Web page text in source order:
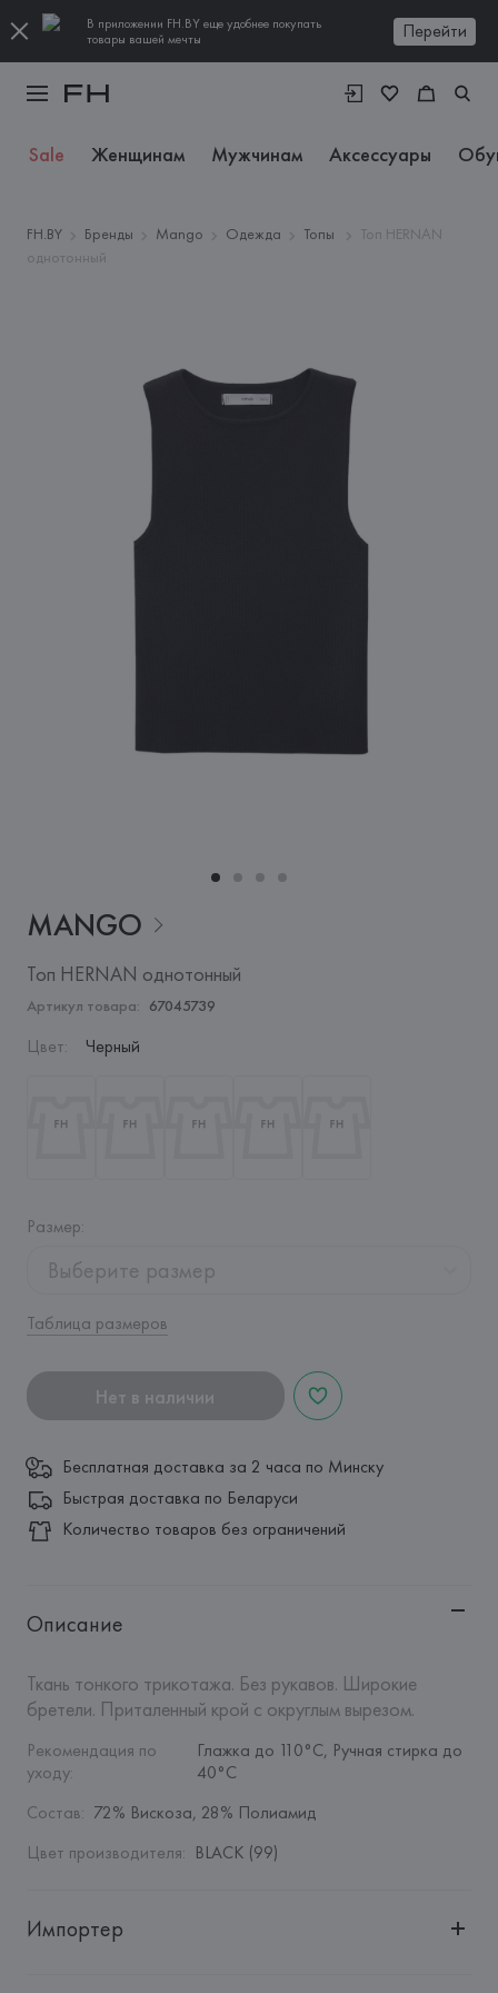
В приложении FH.BY еще удобнее покупать
товары вашей мечты
Перейти
Sale Женщинам Мужчинам Аксессуары
FH.BY Бренды Mango Одежда Топы
Топ HERNAN
однотонный
MANGO
Топ HERNAN однотонный
Артикул товара: 67045739
Цвет: Черный
Размер:
Выберите размер
Таблица размеров
Нет в наличии
Бесплатная доставка за 2 часа по Минску
Быстрая доставка по Беларуси
Количество товаров без ограничений
Описание
Ткань тонкого трикотажа. Без рукавов. Широкие
бретели. Приталенный крой с округлым вырезом.
Рекомендация по
уходу:
Глажка до 110°C, Ручная стирка до
40°C
Состав: 72% Вискоза, 28% Полиамид
Цвет производителя: BLACK (99)
Импортер